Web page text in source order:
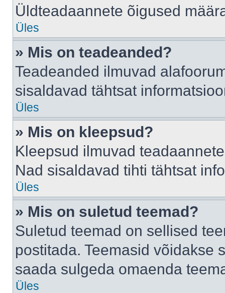
Üldteadaannete õigused
Üles
» Mis on teadeanded?
Teadeanded ilmuvad
sisaldavad tähtsat
Üles
» Mis on kleepsud?
Kleepsud ilmuvad
Nad sisaldavad tihti tähtsat
Üles
» Mis on suletud teemad?
Suletud teemad on sellised
postitada. Teemasid võidakse
saada sulgeda omaenda
Üles